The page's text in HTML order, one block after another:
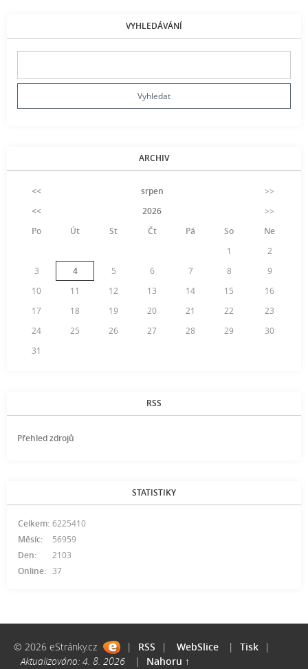
VYHLEDÁVÁNÍ
ARCHIV
<< srpen
>>
<<
2026
>>
Po
Út St Čt Pá So
Ne
1
2
3
4 5 6 7 8
9
10
11 12 13 14 15
16
17
18 19 20 21 22
23
24
25 26 27 28 29
30
31
RSS
Přehled zdrojů
STATISTIKY
Online: 37
Celkem: 6225410
Měsíc:
56959
Den:
2103
© 2026 eStránky.cz | RSS | WebSlice | Tisk
|
Aktualizováno: 4. 8. 2026
| Nahoru ↑